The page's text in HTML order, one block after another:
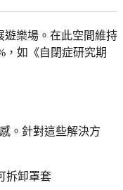
遊樂場。在此空間維持
，如《自閉症研究期
。針對這些解決方
拆卸罩套